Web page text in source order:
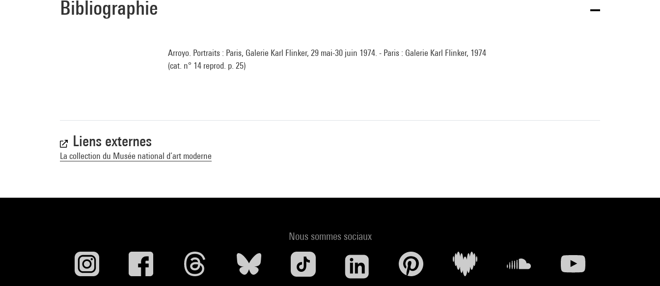
Bibliographie
Arroyo. Portraits : Paris, Galerie Karl Flinker, 29 mai-30 juin 1974. - Paris : Galerie Karl Flinker, 1974
(cat. n° 14 reprod. p. 25)
Liens externes
La collection du Musée national d’art moderne
Nous sommes sociaux